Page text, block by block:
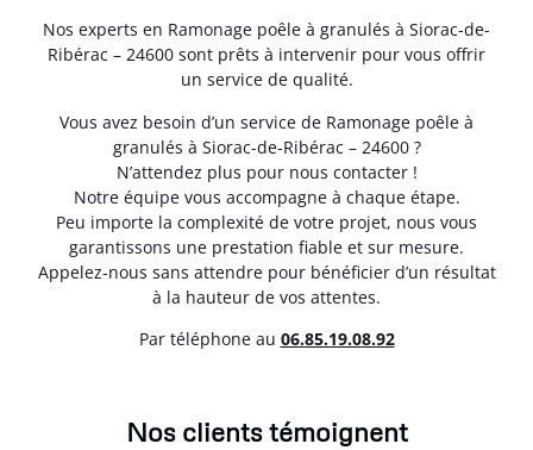
Nos experts en Ramonage poêle à granulés à Siorac-de-
Ribérac – 24600 sont prêts à intervenir pour vous offrir
un service de qualité.
Vous avez besoin d’un service de Ramonage poêle à
granulés à Siorac-de-Ribérac – 24600 ?
N’attendez plus pour nous contacter !
Notre équipe vous accompagne à chaque étape.
Peu importe la complexité de votre projet, nous vous
garantissons une prestation fiable et sur mesure.
Appelez-nous sans attendre pour bénéficier d’un résultat
à la hauteur de vos attentes.
Par téléphone au 06.85.19.08.92
Nos clients témoignent